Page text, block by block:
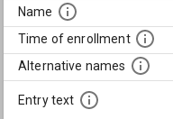
Name
Time of enrollment
Alternative names
Entry text